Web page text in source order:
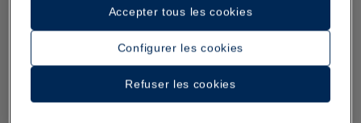
Configurer les cookies
Refuser les cookies
Accepter tous les cookies